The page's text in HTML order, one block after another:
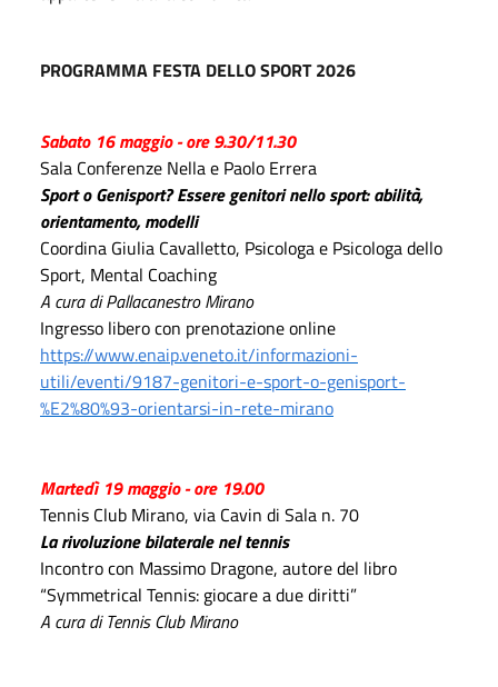
PROGRAMMA FESTA DELLO SPORT 2026
Sabato 16 maggio- ore 9.30/11.30
Sala Conferenze Nella e Paolo Errera
Sport o Genisport? Essere genitori nello sport: abilità,
orientamento, modelli
Coordina Giulia Cavalletto, Psicologa e Psicologa dello
Sport, Mental Coaching
A cura di Pallacanestro Mirano
Ingresso libero con prenotazione online
https://www.enaip.veneto.it/informazioni-
utili/eventi/9187-genitori-e-sport-o-genisport-
%E2%80%93-orientarsi-in-rete-mirano
Martedì 19 maggio - ore 19.00
Tennis Club Mirano, via Cavin di Sala n. 70
La rivoluzione bilaterale nel tennis
Incontro con Massimo Dragone, autore del libro
“Symmetrical Tennis: giocare a due diritti”
A cura di Tennis Club Mirano